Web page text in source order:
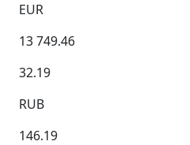
EUR
13 749.46
32.19
RUB
146.19